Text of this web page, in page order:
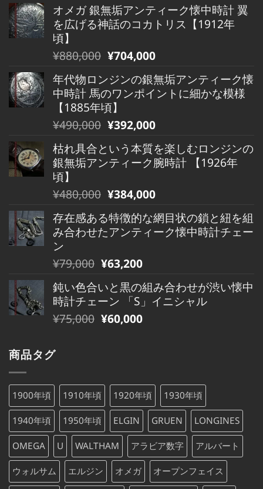
オメガ 銀無垢アンティーク懐中時計 翼
を広げる神話のコカトリス【1912年
頃】
元
価
格
は
¥880,000
で
し
た。
¥880,000 現
の
価
格
は
¥880,000
で
す。
¥704,000
年代物ロンジンの銀無垢アンティーク懐
中時計 馬のワンポイントに細かな模様
【1885年頃】
元
価
格
は
¥490,000
で
し
た。
¥490,000 現
の
価
は
¥490,000
で
す。
¥392,000
枯れ具合という本質を楽しむロンジンの
銀無垢アンティーク腕時計 【1926年
頃】
元
価
格
は
¥480,000
で
し
た。
¥480,000 現
の
価
は
¥480,000
で
す。
¥384,000
存在感ある特徴的な網目状の鎖と紐を組
み合わせたアンティーク懐中時計チェー
ン
元
価
格
は
で
¥79,000 現
の
価
格
¥63,200
鈍い色合いと黒の組み合わせが渋い懐中
時計チェーン 「S」イニシャル
元
価
¥75,000
で
た。
¥75,000 現
は
¥75,000
で
す。
¥60,000
商品タグ
1900年頃 1910年頃 1920年頃 1930年頃
1940年頃 1950年頃 ELGIN GRUEN LONGINES
OMEGA U WALTHAM アラビア数字 アルバート
ウォルサム エルジン オメガ オープンフェイス